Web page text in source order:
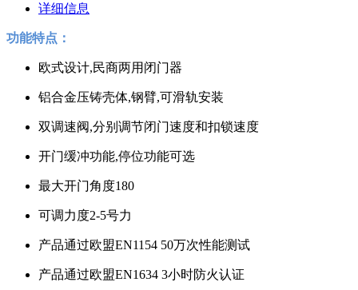
详细信息
功能特点：
欧式设计,民商两用闭门器
铝合金压铸壳体,钢臂,可滑轨安装
双调速阀,分别调节闭门速度和扣锁速度
开门缓冲功能,停位功能可选
最大开门角度180
可调力度2-5号力
产品通过欧盟EN1154 50万次性能测试
产品通过欧盟EN1634 3小时防火认证